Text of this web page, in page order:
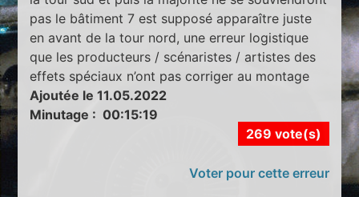
pas le bâtiment 7 est supposé apparaître juste
en avant de la tour nord, une erreur logistique
que les producteurs / scénaristes / artistes des
effets spéciaux n’ont pas corriger au montage
Ajoutée le 11.05.2022
Minutage : 00:15:19
269 vote(s)
Voter pour cette erreur